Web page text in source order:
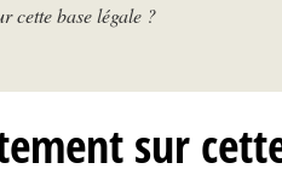
N
cette base légale ?
sur